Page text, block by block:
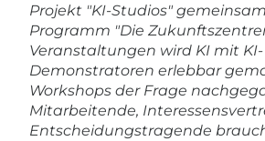
Projekt "KI-Studios"
Programm "Die
Veranstaltungen wird KI mit KI-
Demonstratoren erlebbar
Workshops der Frage
Mitarbeitende,
Entscheidungstragende